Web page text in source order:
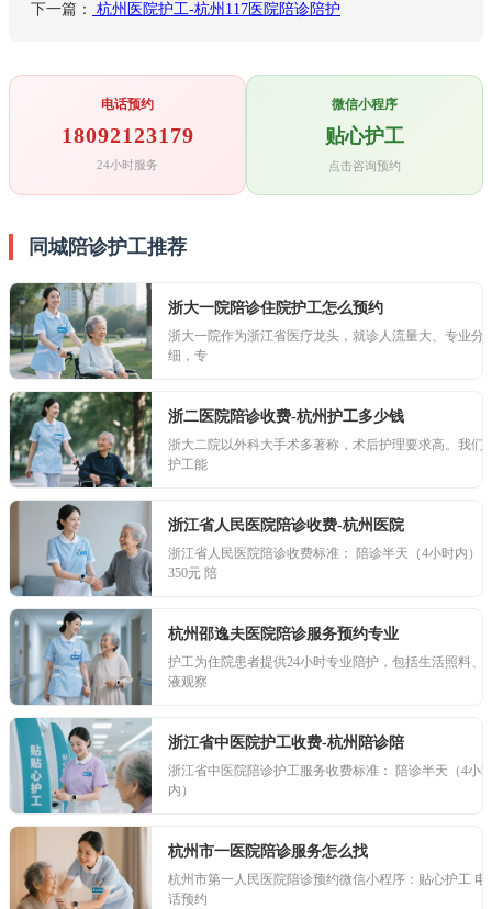
下一篇： 杭州医院护工-杭州117医院陪诊陪护
电话预约
18092123179
24小时服务
微信小程序
贴心护工
点击咨询预约
同城陪诊护工推荐
浙大一院陪诊住院护工怎么预约
浙大一院作为浙江省医疗龙头，就诊人流量大、专业分
细，专
浙二医院陪诊收费-杭州护工多少钱
浙大二院以外科大手术多著称，术后护理要求高。我们
护工能
浙江省人民医院陪诊收费-杭州医院
浙江省人民医院陪诊收费标准： 陪诊半天（4小时内）
350元 陪
杭州邵逸夫医院陪诊服务预约专业
护工为住院患者提供24小时专业陪护，包括生活照料、
液观察
浙江省中医院护工收费-杭州陪诊陪
浙江省中医院陪诊护工服务收费标准： 陪诊半天（4小
内）
杭州市一医院陪诊服务怎么找
杭州市第一人民医院陪诊预约微信小程序：贴心护工 电
话预约